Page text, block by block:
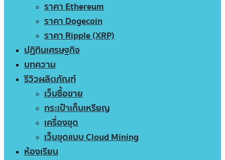
ราคา Ethereum
ราคา Dogecoin
ราคา Ripple (XRP)
ปฏิทินเศรษฐกิจ
บทความ
รีวิวผลิตภัณฑ์
เว็บซื้อขาย
กระเป๋าเก็บเหรียญ
เครื่องขุด
เว็บขุดแบบ Cloud Mining
ห้องเรียน